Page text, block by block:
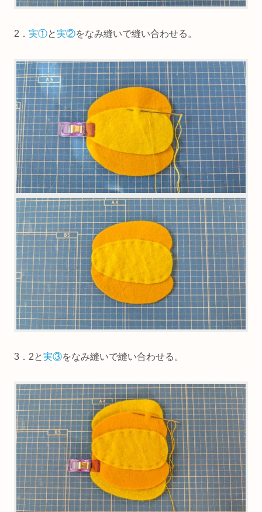
2． 実①と実②をなみ縫いで縫い合わせる。
3．2と実③をなみ縫いで縫い合わせる。